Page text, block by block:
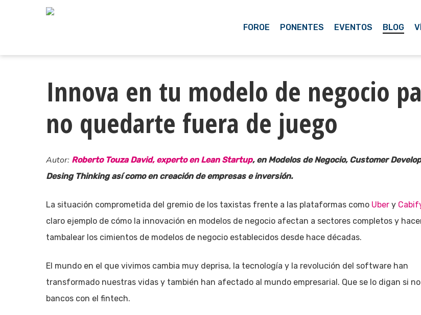
content
FOROE PONENTES EVENTOS BLOG
Innova en tu modelo de negocio
no quedarte fuera de juego
Autor: Roberto Touza David, experto en Lean Startup, en Modelos de Negocio, Customer
Desing Thinking así como en creación de empresas e inversión.
La situación comprometida del gremio de los taxistas frente a las plataformas como Uber y
claro ejemplo de cómo la innovación en modelos de negocio afectan a sectores completos y
tambalear los cimientos de modelos de negocio establecidos desde hace décadas.
El mundo en el que vivimos cambia muy deprisa, la tecnología y la revolución del software han
transformado nuestras vidas y también han afectado al mundo empresarial. Que se lo digan si
bancos con el fintech.